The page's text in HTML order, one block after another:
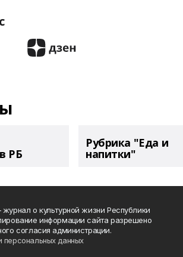
РБ
Рубрика "Еда и
напитки"
о культурной жизни Республики
информации сайта разрешено
согласия администрации.
персональных данных